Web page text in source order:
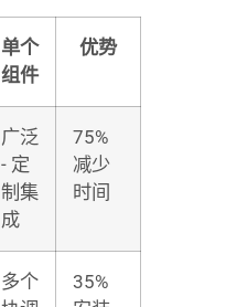
单个
组件
优势
广泛
- 定
制集
成
75%
减少
时间
多个
35%